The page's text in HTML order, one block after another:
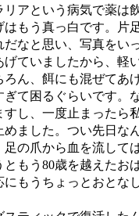
という病気で薬は
う真っ白です。片
と思い、写真をい
いましたから、軽
、餌にも混ぜてあ
困るぐらいです。
、一度止まったら
した。つい先日な
の爪から血を流して
う80歳を越えたお
うちょっとおとな